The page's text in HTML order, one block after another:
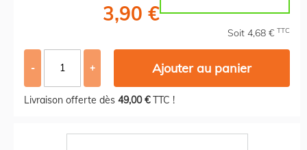
3,90 €
Soit 4,68 € TTC
- + Ajouter au panier
Livraison offerte dès 49,00 €TTC !